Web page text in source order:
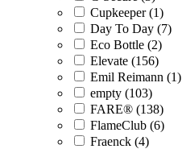
Cupkeeper (1)
Day To Day (7)
Eco Bottle (2)
Elevate (156)
Emil Reimann (1)
empty (103)
FARE® (138)
FlameClub (6)
Fraenck (4)